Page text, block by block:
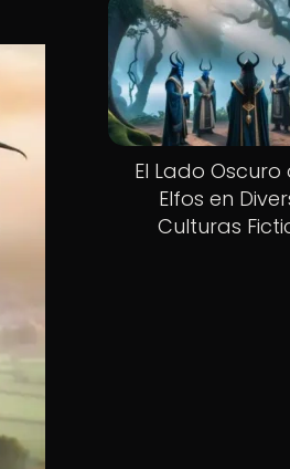
El Lado Oscuro
Elfos en
Culturas